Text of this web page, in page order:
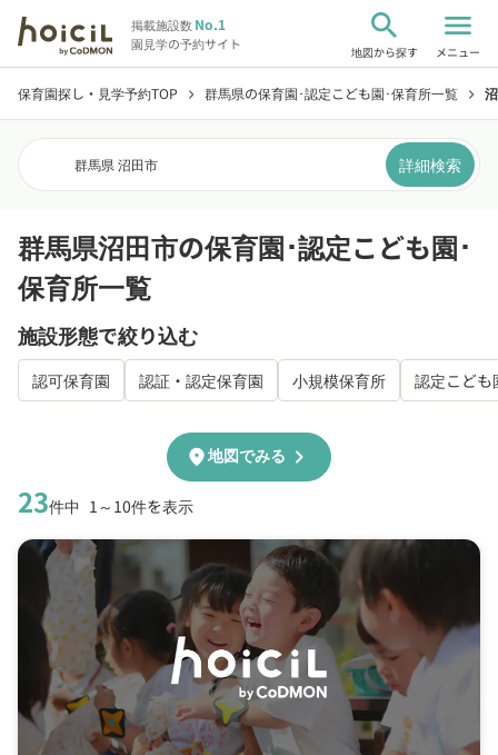
掲載施設数No.1
園見学の予約サイト
search
地図から探す
menu
メニュー
保育園探し・見学予約TOP chevron_right 群馬県の保育園･認定こども園･保育所一覧 chevron_right
群馬県 沼田市 詳細検索
群馬県沼田市の保育園･認定こども園･
保育所一覧
施設形態で絞り込む
認可保育園 認証・認定保育園 小規模保育所 認定こども
23件中 1～10件を表示
location_on地図でみる chevron_right